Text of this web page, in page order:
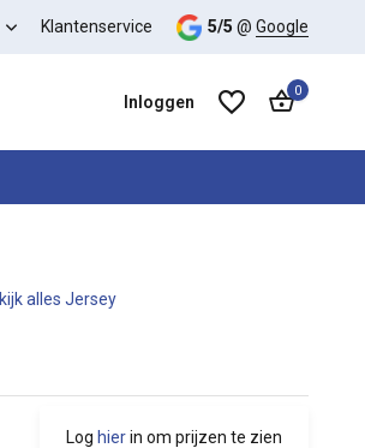
Klantenservice 5/5 @ Google
Inloggen
0
alles Jersey
Log hierin om prijzen te zien